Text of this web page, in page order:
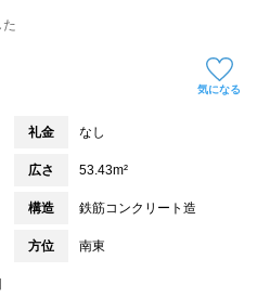
た
気になる
礼金 なし
広さ 53.43m²
構造 鉄筋コンクリート造
方位 南東